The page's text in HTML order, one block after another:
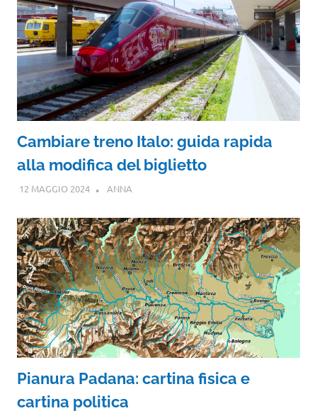
Cambiare treno Italo: guida rapida
alla modifica del biglietto
12 MAGGIO 2024 ANNA
Pianura Padana: cartina fisica e
cartina politica